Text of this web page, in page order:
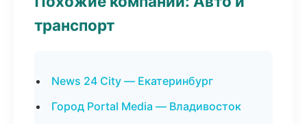
транспорт
News 24 City — Екатеринбург
Город Portal Media — Владивосток